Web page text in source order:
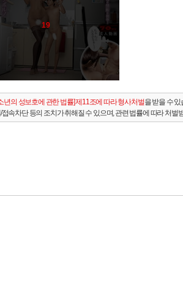
19
년의 성보호에 관한 법률] 제11조에 따라 형사처벌을 받을 수 있
속차단 등의 조치가 취해질 수 있으며, 관련 법률에 따라 처벌